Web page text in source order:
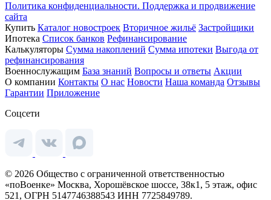
Политика конфиденциальности. Поддержка и продвижение
сайта
Купить Каталог новостроек Вторичное жильё Застройщики
Ипотека Список банков Рефинансирование
Калькуляторы Сумма накоплений Сумма ипотеки Выгода от
рефинансирования
Военнослужащим База знаний Вопросы и ответы Акции
О компании Контакты О нас Новости Наша команда Отзывы
Гарантии Приложение
Соцсети
© 2026 Общество с ограниченной ответственностью
«поВоенке» Москва, Хорошёвское шоссе, 38к1, 5 этаж, офис
521, ОГРН 5147746388543 ИНН 7725849789.